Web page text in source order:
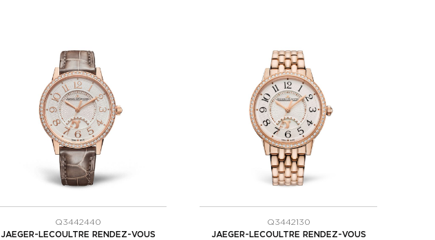
Q3442440
JAEGER-LECOULTRE RENDEZ-VOUS
Q3442130
JAEGER-LECOULTRE RENDEZ-VOUS